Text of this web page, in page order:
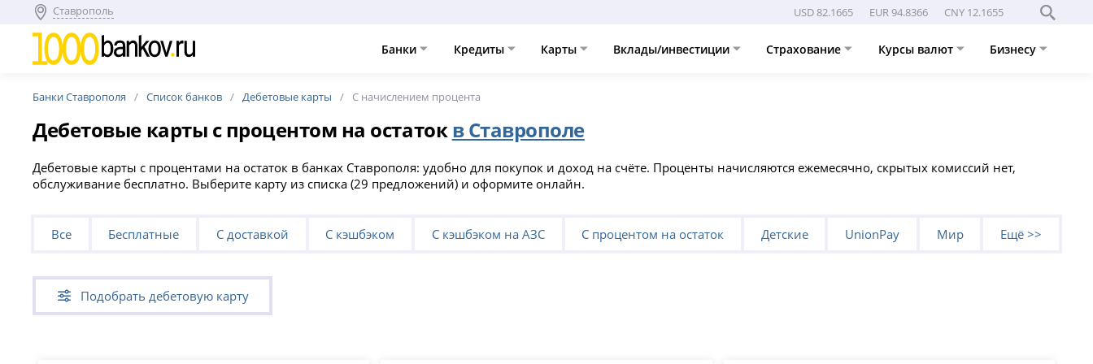
Ставрополь USD 82.1665 EUR 94.8366 CNY 12.1655
Банки Кредиты Карты Вклады/инвестиции Страхование Курсы валют Бизнесу
Банки Ставрополя Список банков Дебетовые карты C начислением процента
Дебетовые карты с процентом на остатокв Ставрополе
Дебетовые карты с процентами на остаток в банках Ставрополя: удобно для покупок и доход на счёте. Проценты начисляются ежемесячно, скрытых комиссий нет,
обслуживание бесплатно. Выберите карту из списка (29 предложений) и оформите онлайн.
Все Бесплатные С доставкой С кэшбэком С кэшбэком на АЗС С процентом на остаток Детские UnionPay Мир Ещё >>
Подобрать дебетовую карту